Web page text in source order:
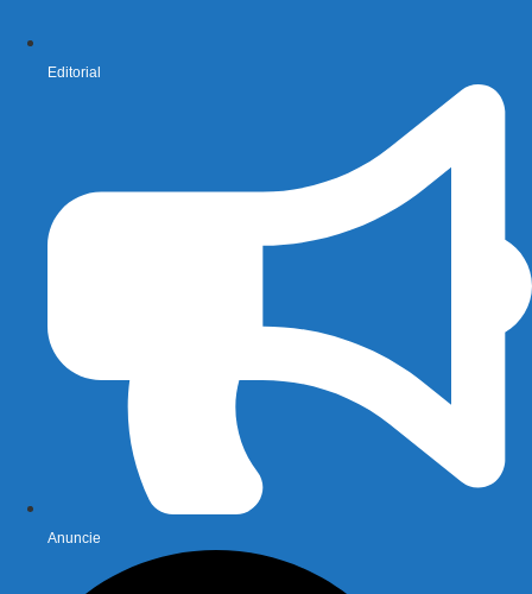
Editorial
Anuncie